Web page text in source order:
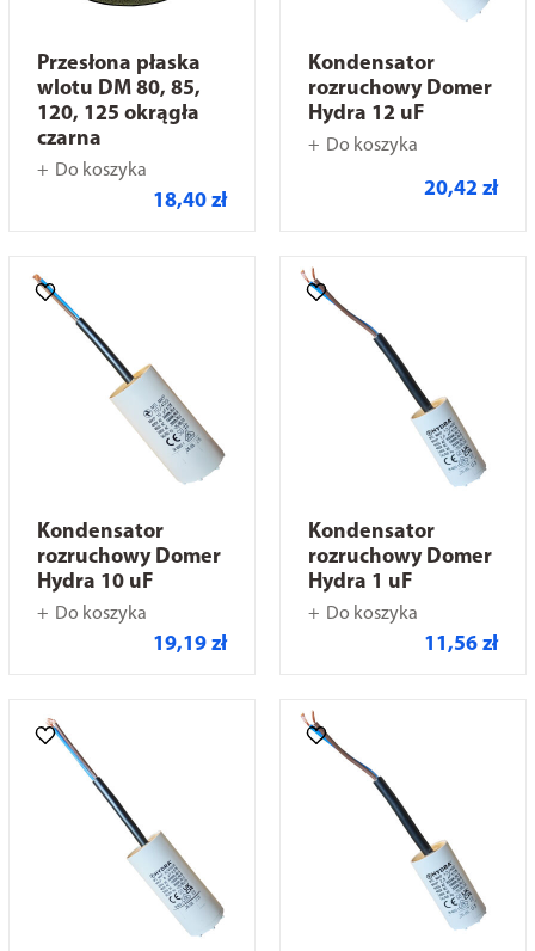
Przesłona płaska
wlotu DM 80, 85,
120, 125 okrągła
czarna
Do koszyka
18,40 zł
Kondensator
rozruchowy Domer
Hydra 12 uF
Do koszyka
20,42 zł
Kondensator
rozruchowy Domer
Hydra 10 uF
Do koszyka
19,19 zł
Kondensator
rozruchowy Domer
Hydra 1 uF
Do koszyka
11,56 zł